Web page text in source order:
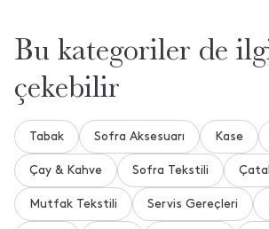
Bu kategoriler de
çekebilir
Tabak Sofra Aksesuarı Kase
Çay & Kahve Sofra Tekstili Çatal
Mutfak Tekstili Servis Gereçleri